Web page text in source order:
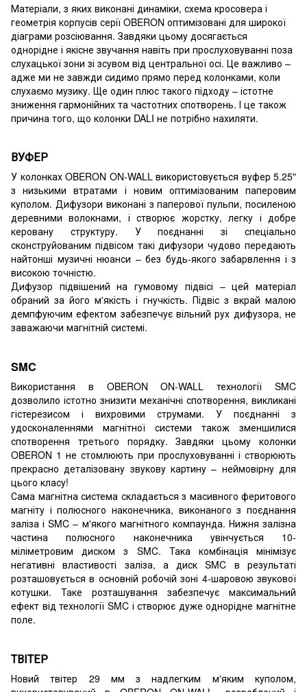
Матеріали, з яких виконані динаміки, схема кросовера і
геометрія корпусів серії OBERON оптимізовані для широкої
діаграми розсіювання. Завдяки цьому досягається
однорідне і якісне звучання навіть при прослуховуванні поза
слухацької зони зі зсувом від центральної осі. Це важливо –
адже ми не завжди сидимо прямо перед колонками, коли
слухаємо музику. Ще один плюс такого підходу – істотне
зниження гармонійних та частотних спотворень. І це також
причина того, що колонки DALI не потрібно нахиляти.
ВУФЕР
У колонках OBERON ON-WALL використовується вуфер 5.25"
з низькими втратами і новим оптимізованим паперовим
куполом. Дифузори виконані з паперової пульпи, посиленою
деревними волокнами, і створює жорстку, легку і добре
керовану структуру. У поєднанні зі спеціально
сконструйованим підвісом такі дифузори чудово передають
найтонші музичні нюанси – без будь-якого забарвлення і з
високою точністю.
Дифузор підвішений на гумовому підвісі – цей матеріал
обраний за його м'якість і гнучкість. Підвіс з вкрай малою
демпфуючим ефектом забезпечує вільний рух дифузора, не
заважаючи магнітній системі.
SMC
Використання в OBERON ON-WALL технології SMC
дозволило істотно знизити механічні спотворення, викликані
гістерезисом і вихровими струмами. У поєднанні з
удосконаленнями магнітної системи також зменшилися
спотворення третього порядку. Завдяки цьому колонки
OBERON 1 не стомлюють при прослуховуванні і створюють
прекрасно деталізовану звукову картину – неймовірну для
цього класу!
Сама магнітна система складається з масивного феритового
магніту і полюсного наконечника, виконаного з поєднання
заліза і SMC – м'якого магнітного компаунда. Нижня залізна
частина полюсного наконечника увінчується 10-
міліметровим диском з SMC. Така комбінація мінімізує
негативні властивості заліза, а диск SMC в результаті
розташовується в основній робочій зоні 4-шаровою звукової
котушки. Таке розташування забезпечує максимальний
ефект від технології SMC і створює дуже однорідне магнітне
поле.
ТВІТЕР
Новий твітер 29 мм з надлегким м'яким куполом,